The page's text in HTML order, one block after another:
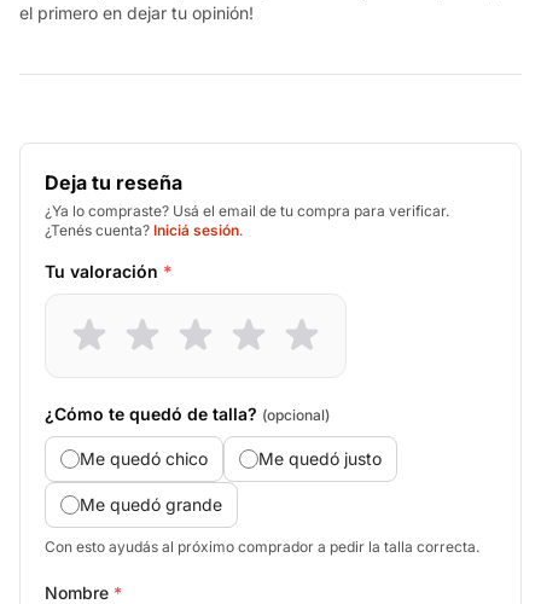
el primero en dejar tu opinión!
Deja tu reseña
¿Ya lo compraste? Usá el email de tu compra para verificar.
¿Tenés cuenta? Iniciá sesión.
Tu valoración *
¿Cómo te quedó de talla? (opcional)
Me quedó chico Me quedó justo
Me quedó grande
Con esto ayudás al próximo comprador a pedir la talla correcta.
Nombre *